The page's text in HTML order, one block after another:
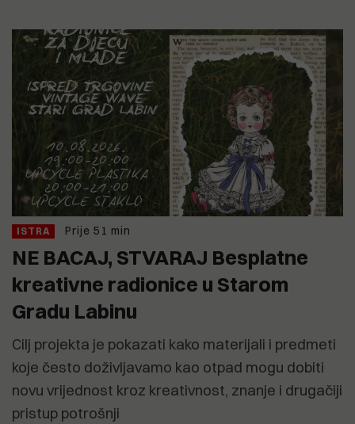
ISTRA Prije 51 min
NE BACAJ, STVARAJ Besplatne
kreativne radionice u Starom
Gradu Labinu
Cilj projekta je pokazati kako materijali i predmeti
koje često doživljavamo kao otpad mogu dobiti
novu vrijednost kroz kreativnost, znanje i drugačiji
pristup potrošnji